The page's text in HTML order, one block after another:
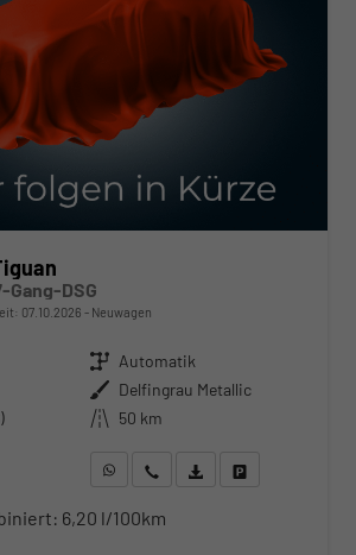
Gang-DSG
07.10.2026 Neuwagen
Getriebe Automatik
Außenfarbe Delfingrau Metallic
Kilometerstand 50 km
WhatsApp anfragen
Wir rufen Sie anFahrzeugexposé (PDF)
6,20 l/100km